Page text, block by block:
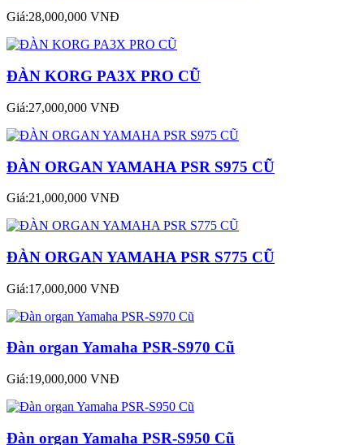
Giá:28,000,000 VNĐ
ĐÀN KORG PA3X PRO CŨ
Giá:27,000,000 VNĐ
ĐÀN ORGAN YAMAHA PSR S975 CŨ
Giá:21,000,000 VNĐ
ĐÀN ORGAN YAMAHA PSR S775 CŨ
Giá:17,000,000 VNĐ
Đàn organ Yamaha PSR-S970 Cũ
Giá:19,000,000 VNĐ
Đàn organ Yamaha PSR-S950 Cũ